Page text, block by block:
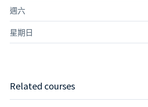
Related courses
週六
星期日